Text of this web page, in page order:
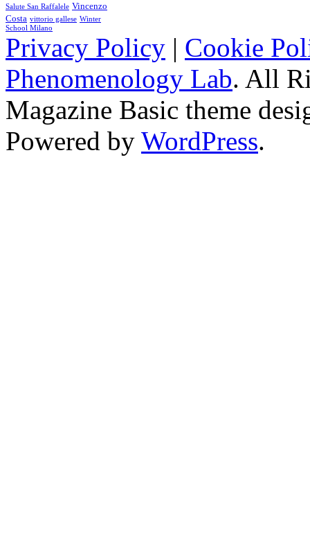
Salute San Raffalele Vincenzo
Costa vittorio gallese Winter
School Milano
Privacy Policy | Cookie
Phenomenology Lab. All
Magazine Basic theme
Powered by WordPress.